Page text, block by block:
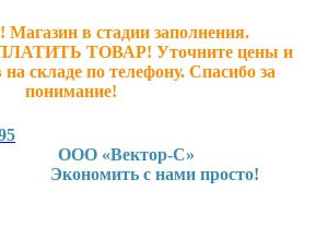
в стадии заполнения.
ТОВАР! Уточните цены и
складе по телефону. Спасибо за
понимание!
ООО «Вектор-С»
с нами просто!